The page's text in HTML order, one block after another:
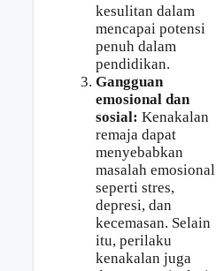
kesulitan dalam
mencapai potensi
penuh dalam
pendidikan.
Gangguan
emosional dan
sosial: Kenakalan
remaja dapat
menyebabkan
masalah emosional
seperti stres,
depresi, dan
kecemasan. Selain
itu, perilaku
kenakalan juga